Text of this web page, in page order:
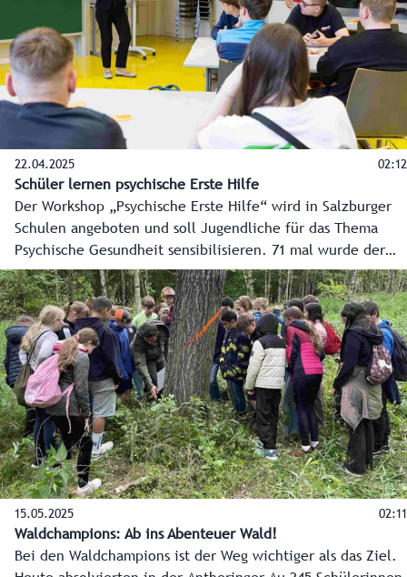
22.04.2025 02:12
Schüler lernen psychische Erste Hilfe
Der Workshop „Psychische Erste Hilfe“ wird in Salzburger
Schulen angeboten und soll Jugendliche für das Thema
Psychische Gesundheit sensibilisieren. 71 mal wurde der
Kurs gebucht. Die Kosten trägt das Land Salzburg.
Organisiert und abgehalten wird der Kurs vom
Jugendrotkreuz Salzburg.
15.05.2025 02:11
Waldchampions: Ab ins Abenteuer Wald!
Bei den Waldchampions ist der Weg wichtiger als das Ziel.